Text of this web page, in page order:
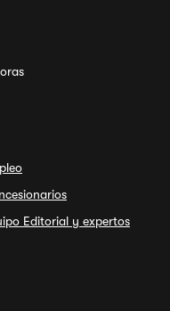
Editorial y expertos